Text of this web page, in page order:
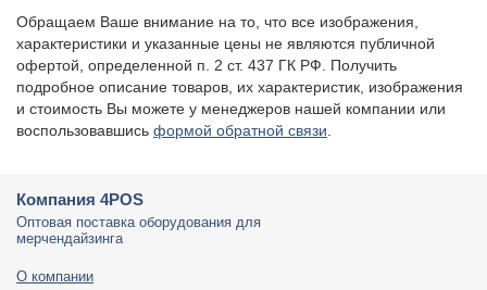
Обращаем Ваше внимание на то, что все изображения,
характеристики и указанные цены не являются публичной
офертой, определенной п. 2 ст. 437 ГК РФ. Получить
подробное описание товаров, их характеристик, изображения
и стоимость Вы можете у менеджеров нашей компании или
воспользовавшись формой обратной связи
Компания 4POS
Оптовая поставка оборудования для
мерчендайзинга
О компании